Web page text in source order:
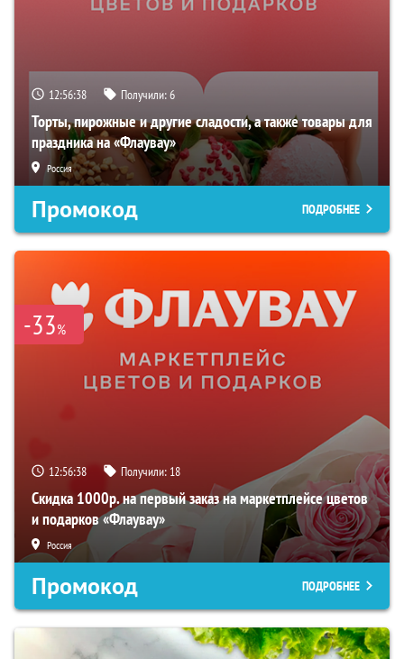
12:56:37 Получили:6
Торты, пирожные и другие сладости, а также товары для
праздника на «Флаувау»
Россия
Промокод ПОДРОБНЕЕ
-33%
12:56:37 Получили: 18
Скидка 1000р. на первый заказ на маркетплейсе цветов
и подарков «Флаувау»
Россия
Промокод ПОДРОБНЕЕ